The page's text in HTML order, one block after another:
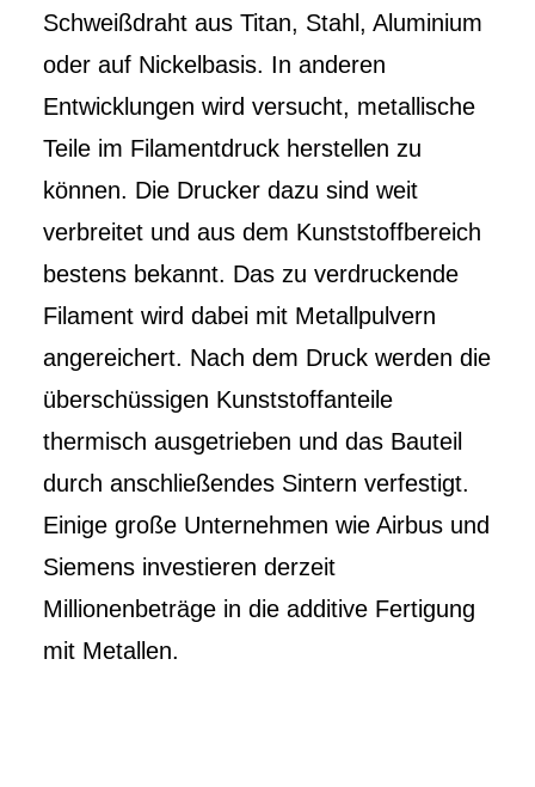
Schweißdraht aus Titan, Stahl, Aluminium
oder auf Nickelbasis. In anderen
Entwicklungen wird versucht, metallische
Teile im Filamentdruck herstellen zu
können. Die Drucker dazu sind weit
verbreitet und aus dem Kunststoffbereich
bestens bekannt. Das zu verdruckende
Filament wird dabei mit Metallpulvern
angereichert. Nach dem Druck werden die
überschüssigen Kunststoffanteile
thermisch ausgetrieben und das Bauteil
durch anschließendes Sintern verfestigt.
Einige große Unternehmen wie Airbus und
Siemens investieren derzeit
Millionenbeträge in die additive Fertigung
mit Metallen.